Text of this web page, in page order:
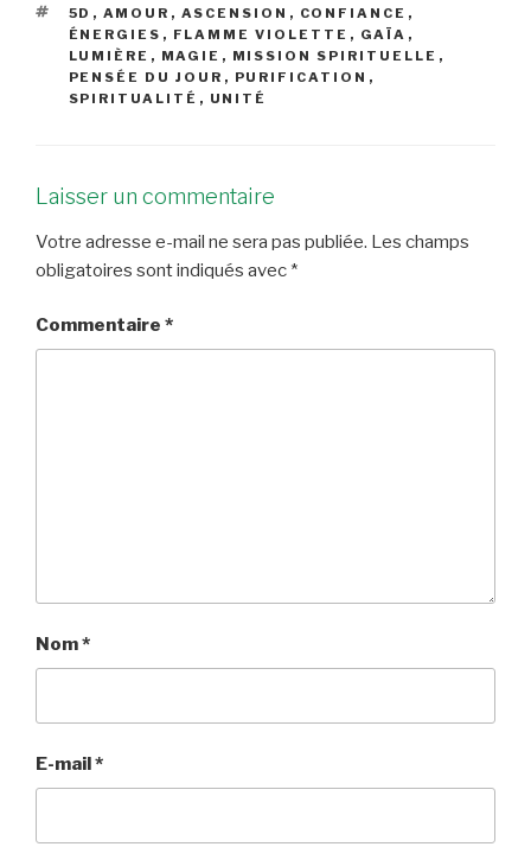
ÉTIQUETTES
5D , AMOUR , ASCENSION , CONFIANCE ,
ÉNERGIES , FLAMME VIOLETTE , GAÏA ,
LUMIÈRE , MAGIE , MISSION SPIRITUELLE ,
PENSÉE DU JOUR , PURIFICATION ,
SPIRITUALITÉ , UNITÉ
Laisser un commentaire
Votre adresse e-mail ne sera pas publiée. Les champs
obligatoires sont indiqués avec *
Commentaire *
Nom*
E-mail*